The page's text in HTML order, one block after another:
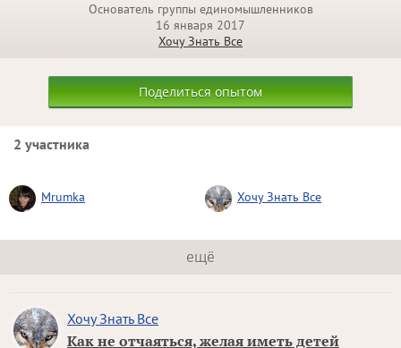
Основатель группы единомышленников
16 января 2017
Хочу Знать Все
Поделиться опытом
2 участника
Mrumka Хочу Знать Все
ещё
Хочу Знать Все
Как не отчаяться, желая иметь детей